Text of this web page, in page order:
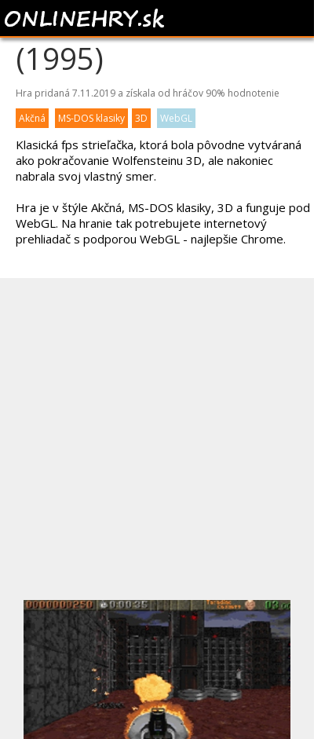
RISE OF THE TRIAD
(1995)
Hra pridaná 7.11.2019 a získala od hráčov 90% hodnotenie
Akčná
MS-DOS klasiky 3D WebGL
Klasická fps strieľačka, ktorá bola pôvodne vytváraná
ako pokračovanie Wolfensteinu 3D, ale nakoniec
nabrala svoj vlastný smer.
Hra je v štýle Akčná, MS-DOS klasiky, 3D a funguje pod
WebGL. Na hranie tak potrebujete internetový
prehliadač s podporou WebGL - najlepšie Chrome.